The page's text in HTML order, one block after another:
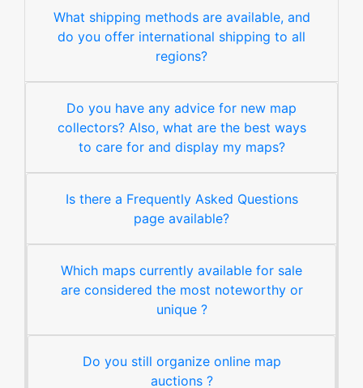
What shipping methods are available, and
do you offer international shipping to all
regions?
Do you have any advice for new map
collectors? Also, what are the best ways
to care for and display my maps?
Is there a Frequently Asked Questions
page available?
Which maps currently available for sale
are considered the most noteworthy or
unique ?
Do you still organize online map
auctions ?